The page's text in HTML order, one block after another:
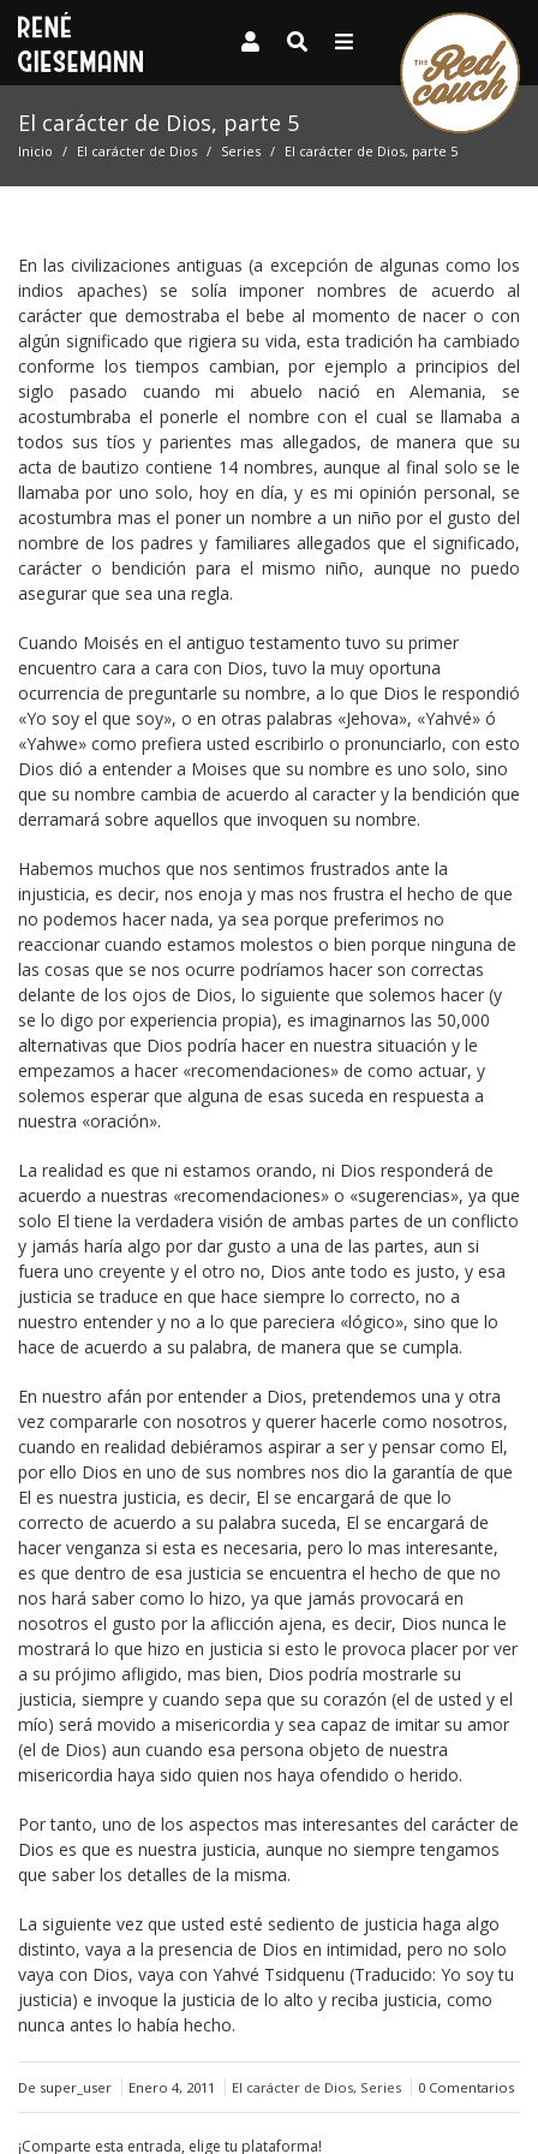
El carácter de Dios, parte 5
Inicio El carácter de Dios Series El carácter de Dios, parte 5
En las civilizaciones antiguas (a excepción de algunas como los
indios apaches) se solía imponer nombres de acuerdo al
carácter que demostraba el bebe al momento de nacer o con
algún significado que rigiera su vida, esta tradición ha cambiado
conforme los tiempos cambian, por ejemplo a principios del
siglo pasado cuando mi abuelo nació en Alemania, se
acostumbraba el ponerle el nombre con el cual se llamaba a
todos sus tíos y parientes mas allegados, de manera que su
acta de bautizo contiene 14 nombres, aunque al final solo se le
llamaba por uno solo, hoy en día, y es mi opinión personal, se
acostumbra mas el poner un nombre a un niño por el gusto del
nombre de los padres y familiares allegados que el significado,
carácter o bendición para el mismo niño, aunque no puedo
asegurar que sea una regla.
Cuando Moisés en el antiguo testamento tuvo su primer
encuentro cara a cara con Dios, tuvo la muy oportuna
ocurrencia de preguntarle su nombre, a lo que Dios le respondió
«Yo soy el que soy», o en otras palabras «Jehova», «Yahvé» ó
«Yahwe» como prefiera usted escribirlo o pronunciarlo, con esto
Dios dió a entender a Moises que su nombre es uno solo, sino
que su nombre cambia de acuerdo al caracter y la bendición que
derramará sobre aquellos que invoquen su nombre.
Habemos muchos que nos sentimos frustrados ante la
injusticia, es decir, nos enoja y mas nos frustra el hecho de que
no podemos hacer nada, ya sea porque preferimos no
reaccionar cuando estamos molestos o bien porque ninguna de
las cosas que se nos ocurre podríamos hacer son correctas
delante de los ojos de Dios, lo siguiente que solemos hacer (y
se lo digo por experiencia propia), es imaginarnos las 50,000
alternativas que Dios podría hacer en nuestra situación y le
empezamos a hacer «recomendaciones» de como actuar, y
solemos esperar que alguna de esas suceda en respuesta a
nuestra «oración».
La realidad es que ni estamos orando, ni Dios responderá de
acuerdo a nuestras «recomendaciones» o «sugerencias», ya que
solo El tiene la verdadera visión de ambas partes de un conflicto
y jamás haría algo por dar gusto a una de las partes, aun si
fuera uno creyente y el otro no, Dios ante todo es justo, y esa
justicia se traduce en que hace siempre lo correcto, no a
nuestro entender y no a lo que pareciera «lógico», sino que lo
hace de acuerdo a su palabra, de manera que se cumpla.
En nuestro afán por entender a Dios, pretendemos una y otra
vez compararle con nosotros y querer hacerle como nosotros,
cuando en realidad debiéramos aspirar a ser y pensar como El,
por ello Dios en uno de sus nombres nos dio la garantía de que
El es nuestra justicia, es decir, El se encargará de que lo
correcto de acuerdo a su palabra suceda, El se encargará de
hacer venganza si esta es necesaria, pero lo mas interesante,
es que dentro de esa justicia se encuentra el hecho de que no
nos hará saber como lo hizo, ya que jamás provocará en
nosotros el gusto por la aflicción ajena, es decir, Dios nunca le
mostrará lo que hizo en justicia si esto le provoca placer por ver
a su prójimo afligido, mas bien, Dios podría mostrarle su
justicia, siempre y cuando sepa que su corazón (el de usted y el
mío) será movido a misericordia y sea capaz de imitar su amor
(el de Dios) aun cuando esa persona objeto de nuestra
misericordia haya sido quien nos haya ofendido o herido.
Por tanto, uno de los aspectos mas interesantes del carácter de
Dios es que es nuestra justicia, aunque no siempre tengamos
que saber los detalles de la misma.
La siguiente vez que usted esté sediento de justicia haga algo
distinto, vaya a la presencia de Dios en intimidad, pero no solo
vaya con Dios, vaya con Yahvé Tsidquenu (Traducido: Yo soy tu
justicia) e invoque la justicia de lo alto y reciba justicia, como
nunca antes lo había hecho.
De super_user Enero 4, 2011 El carácter de Dios, Series 0 Comentarios
¡Comparte esta entrada, elige tu plataforma!